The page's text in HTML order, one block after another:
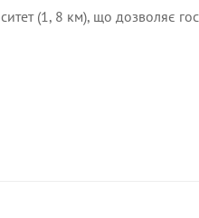
(1, 8 км), що дозволяє